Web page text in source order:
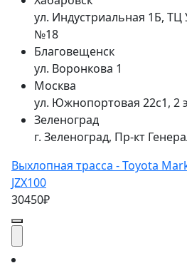
ул. Индустриальная 1Б,
№18
Благовещенск
ул. Воронкова 1
Москва
ул. Южнопортовая 22с1, 2
Зеленоград
г. Зеленоград, Пр-кт
Выхлопная трасса - Toyota
JZX100
30450₽